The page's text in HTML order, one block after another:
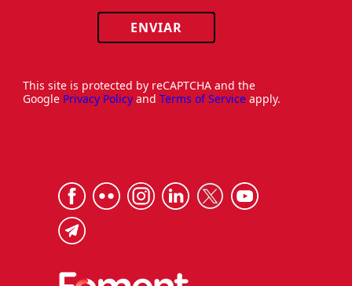
ENVIAR
This site is protected by reCAPTCHA and the
Google Privacy Policy and Terms of Service apply.